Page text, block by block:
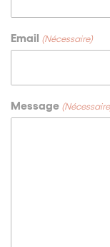
Email (Nécessaire)
Message